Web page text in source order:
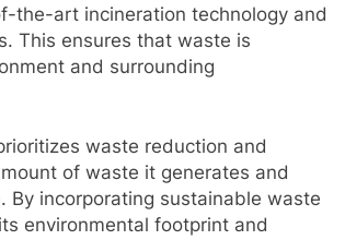
the-art incineration technology and
This ensures that waste is
and surrounding
waste reduction and
of waste it generates and
By incorporating sustainable waste
environmental footprint and